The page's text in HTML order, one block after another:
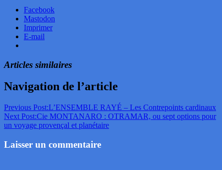
Facebook
Mastodon
Imprimer
E-mail
Articles similaires
Navigation de l’article
Previous Post:L’ENSEMBLE RAYÉ – Les Contrepoints cardinaux
Next Post:Cie MONTANARO : OTRAMAR, ou sept options pour
un voyage provençal et planétaire
Laisser un commentaire